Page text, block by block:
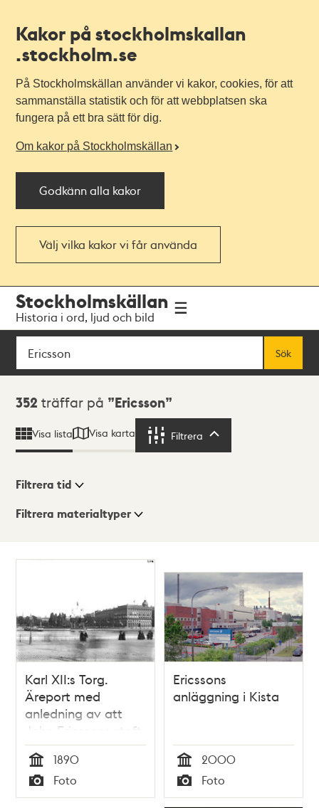
Kakor på stockholmskallan
.stockholm.se
På Stockholmskällan använder vi kakor, cookies, för att
sammanställa statistik och för att webbplatsen ska
fungera på ett bra sätt för dig.
Om kakor på Stockholmskällan
Godkänn alla kakor
Välj vilka kakor vi får använda
navigationen
huvudinnehållet
Stockholmskällan
Historia i ord, ljud och bild
Sök
Sök
Sökresultat
352 träffar på Ericsson
Visa lista Visa karta Filtrera
Visningsläge
Filtrera tid
Filtrera materialtyper
Karl XII:s Torg.
Äreport med
anledning av att
John Ericssons stoft
har förts till
Stockholm från USA.
Bilden tagen vid
nuvarande
Tid
1890
Typ
Foto
Ericssons
anläggning i Kista
Tid
2000
Typ
Foto